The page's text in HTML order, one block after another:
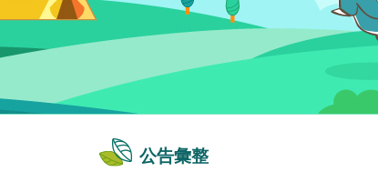
公告彙整